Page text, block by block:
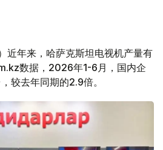
近年来，哈萨克斯坦电视机产量有
数据，2026年1-6月，国内企
较去年同期的2.9倍。